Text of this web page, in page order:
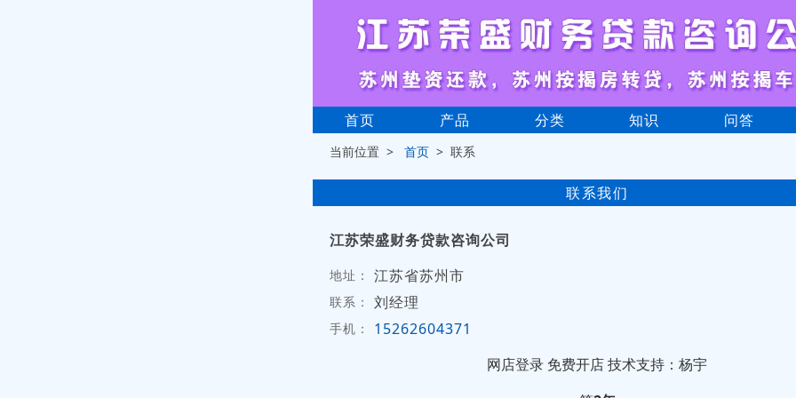
首页 产品 分类 知识 问答
当前位置 >首页 > 联系
联系我们
江苏荣盛财务贷款咨询公司
地址： 江苏省苏州市
联系： 刘经理
手机：
15262604371
网店登录 免费开店技术支持：杨宇